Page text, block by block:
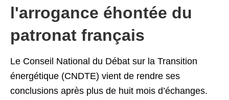
l'arrogance éhontée du
patronat français
Le Conseil National du Débat sur la Transition
énergétique (CNDTE) vient de rendre ses
conclusions après plus de huit mois d’échanges.